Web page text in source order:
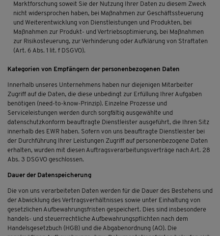
Marktforschung soweit Sie der Nutzung Ihrer Daten zu diesem Zweck
nicht widersprochen haben, bei Maßnahmen zur Geschäftssteuerung
und Weiterentwicklung von Dienstleistungen und Produkten, bei
Maßnahmen zur Produkt- und Vertriebsoptimierung, bei Maßnahmen
zur Risikosteuerung, zur Verhinderung oder Aufklärung von Straftaten
(Art. 6 Abs. 1 lit. f DSGVO).
Kategorien von Empfängern der personenbezogenen Daten
Innerhalb unseres Unternehmens haben nur diejenigen Mitarbeiter
Zugriff auf die Daten, die diese unbedingt zur Erfüllung Ihrer Aufgaben
benötigen (need-to-know-Prinzip). Einzelne Prozesse und
Serviceleistungen werden durch sorgfältig ausgewählte und
datenschutzkonform beauftragte Dienstleister ausgeführt, die Ihren Sitz
innerhalb des EWR haben. Sofern von uns beauftragte Dienstleister bei
der Durchführung Ihrer Leistungen Zugriff auf personenbezogene Daten
erhalten, wurden mit diesen Auftragsverarbeitungsverträge nach Art. 28
Abs. 3 DSGVO geschlossen.
Dauer der Datenspeicherung
Die von uns verarbeiteten Daten werden für die Dauer des Bestehens und
der Abwicklung des Vertragsverhältnisses sowie unter Einhaltung von
gesetzlichen Aufbewahrungsfristen gespeichert. Dies sind insbesondere
handels- und steuerrechtliche Aufbewahrungspflichten nach dem
Handelsgesetzbuch (HGB) und die Abgabenordnung (AO). Die